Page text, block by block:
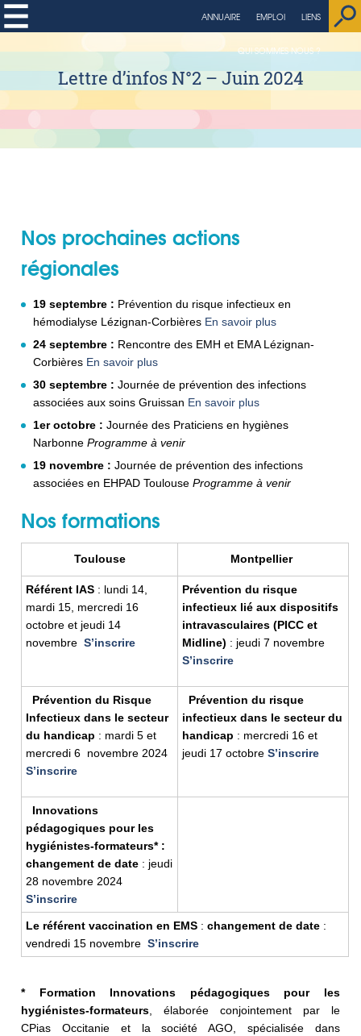
LIENS
EMPLOI
ANNUAIRE
QUI SOMMES NOUS ?
Lettre d’infos N°2 – Juin 2024
Nos prochaines actions
régionales
19 septembre : Prévention du risque infectieux en
hémodialyse Lézignan-Corbières En savoir plus
24 septembre : Rencontre des EMH et EMA Lézignan-
Corbières En savoir plus
30 septembre : Journée de prévention des infections
associées aux soins Gruissan En savoir plus
1er octobre : Journée des Praticiens en hygiènes
NarbonneProgramme à venir
19 novembre : Journée de prévention des infections
associées en EHPAD ToulouseProgramme à venir
Nos formations
Toulouse Montpellier
Référent IAS : lundi 14,
mardi 15, mercredi 16
octobre et jeudi 14
novembreS’inscrire
Prévention du risque
infectieux lié aux dispositifs
intravasculaires (PICC et
Midline) : jeudi 7 novembre
S’inscrire
Prévention du Risque
Infectieux dans le secteur
du handicap : mardi 5 et
mercredi 6 novembre 2024
S’inscrire
Prévention du risque
infectieux dans le secteur du
handicap : mercredi 16 et
jeudi 17 octobreS’inscrire
Innovations
pédagogiques pour les
hygiénistes-formateurs* :
changement de date : jeudi
28 novembre 2024
S’inscrire
Le référent vaccination en EMS :changement de date :
vendredi 15 novembreS’inscrire
* Formation Innovations pédagogiques pour les
hygiénistes-formateurs , élaborée conjointement par le
CPias Occitanie et la société AGO, spécialisée dans